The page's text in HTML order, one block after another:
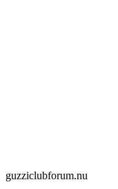
guzziclubforum.nu